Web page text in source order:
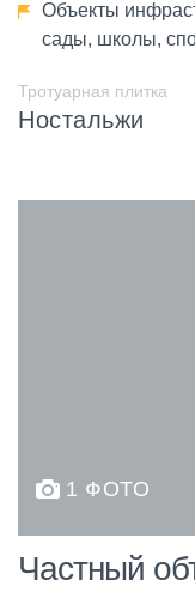
Объекты
сады, школы,
Тротуарная плитка
Ностальжи
1 ФОТО
Частный